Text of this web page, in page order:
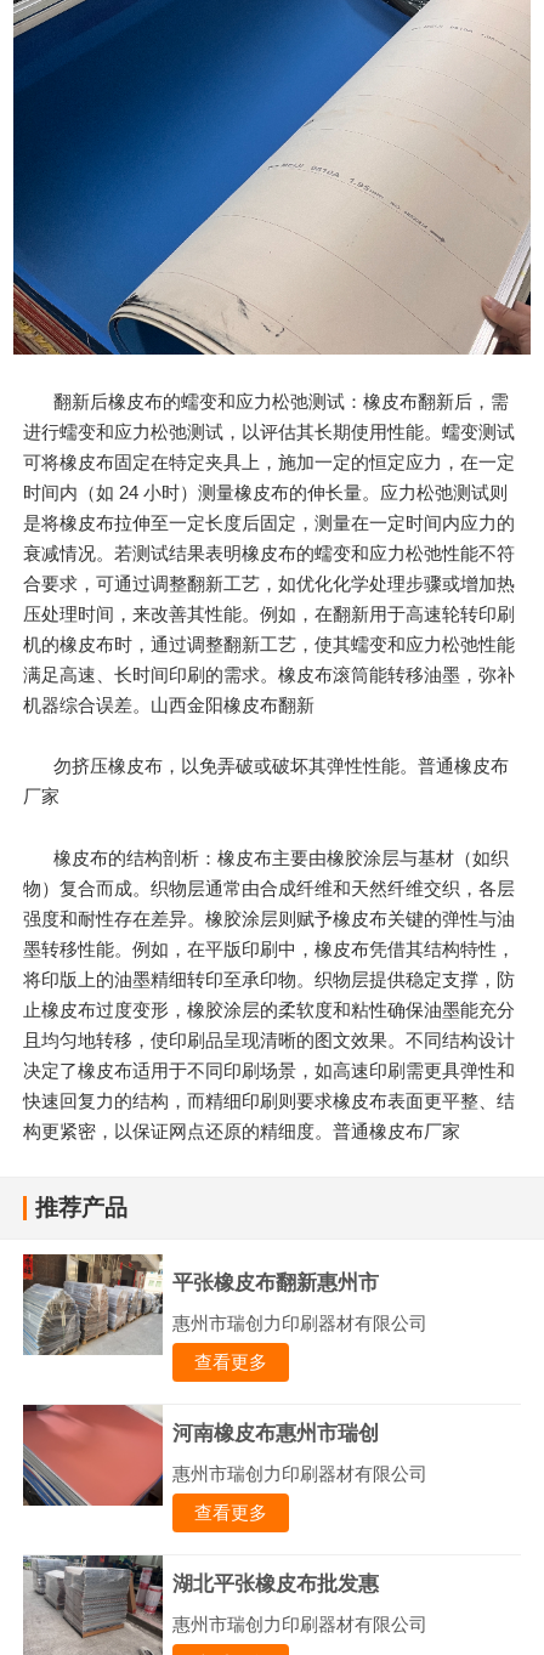
翻新后橡皮布的蠕变和应力松弛测试：橡皮布翻新后，需
进行蠕变和应力松弛测试，以评估其长期使用性能。蠕变测试
可将橡皮布固定在特定夹具上，施加一定的恒定应力，在一定
时间内（如 24 小时）测量橡皮布的伸长量。应力松弛测试则
是将橡皮布拉伸至一定长度后固定，测量在一定时间内应力的
衰减情况。若测试结果表明橡皮布的蠕变和应力松弛性能不符
合要求，可通过调整翻新工艺，如优化化学处理步骤或增加热
压处理时间，来改善其性能。例如，在翻新用于高速轮转印刷
机的橡皮布时，通过调整翻新工艺，使其蠕变和应力松弛性能
满足高速、长时间印刷的需求。橡皮布滚筒能转移油墨，弥补
机器综合误差。山西金阳橡皮布翻新
勿挤压橡皮布，以免弄破或破坏其弹性性能。普通橡皮布
厂家
橡皮布的结构剖析：橡皮布主要由橡胶涂层与基材（如织
物）复合而成。织物层通常由合成纤维和天然纤维交织，各层
强度和耐性存在差异。橡胶涂层则赋予橡皮布关键的弹性与油
墨转移性能。例如，在平版印刷中，橡皮布凭借其结构特性，
将印版上的油墨精细转印至承印物。织物层提供稳定支撑，防
止橡皮布过度变形，橡胶涂层的柔软度和粘性确保油墨能充分
且均匀地转移，使印刷品呈现清晰的图文效果。不同结构设计
决定了橡皮布适用于不同印刷场景，如高速印刷需更具弹性和
快速回复力的结构，而精细印刷则要求橡皮布表面更平整、结
构更紧密，以保证网点还原的精细度。普通橡皮布厂家
推荐产品
平张橡皮布翻新惠州市
惠州市瑞创力印刷器材有限公司
查看更多
河南橡皮布惠州市瑞创
惠州市瑞创力印刷器材有限公司
查看更多
湖北平张橡皮布批发惠
惠州市瑞创力印刷器材有限公司